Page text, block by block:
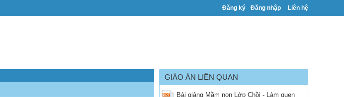
Đăng ký Đăng nhập Liên hệ
GIÁO ÁN LIÊN QUAN
Bài giảng Mầm non Lớp Chồi - Làm quen